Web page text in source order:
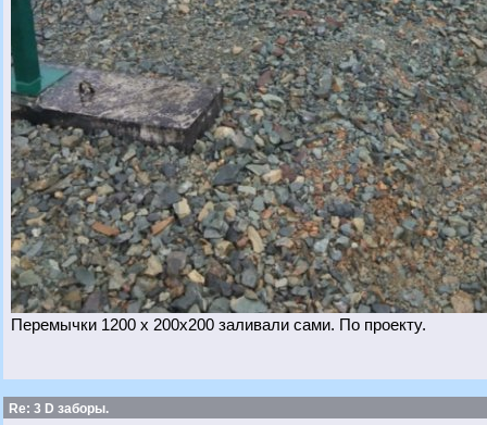
Перемычки 1200 х 200х200 заливали сами. По проекту.
Re: 3 D заборы.